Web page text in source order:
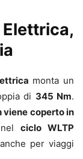
monta un
di 345 Nm.
viene coperto in
ciclo WLTP
per viaggi